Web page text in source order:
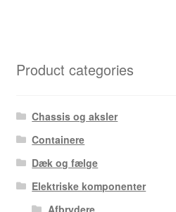
Product categories
Chassis og aksler
Containere
Dæk og fælge
Elektriske komponenter
Afbrydere